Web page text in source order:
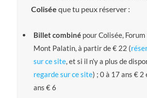
Colisée que tu peux réserver :
Billet combiné pour Colisée,
Mont Palatin, à partir de € 22 (
sur ce site, et si il n'y a plus de
regarde sur ce site) ; 0 à 17 ans € 2
ans € 6